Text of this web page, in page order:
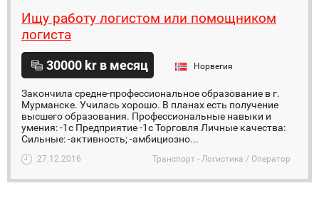
Ищу работу логистом или помощником
логиста
30000 kr в месяц Норвегия
Закончила средне-профессиональное образование в г.
Мурманске. Училась хорошо. В планах есть получение
высшего образования. Профессиональные навыки и
умения: -1с Предприятие -1с Торговля Личные качества:
Сильные: -активность; -амбициозно...
27.12.2016 Транспорт - Логистика / Оператор